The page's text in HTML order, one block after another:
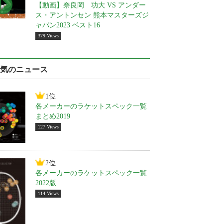
【動画】奈良岡 功大 VS アンダー
ス・アントンセン 熊本マスターズジ
ャパン2023 ベスト16
379 Views
のニュース
1位
各メーカーのラケットスペック一覧
まとめ2019
127 Views
2位
各メーカーのラケットスペック一覧
2022版
114 Views